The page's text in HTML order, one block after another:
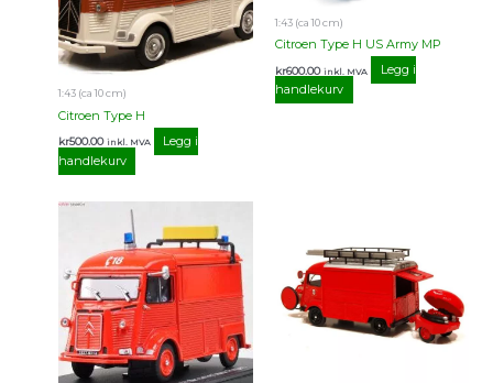
1:43 (ca 10 cm)
Citroen Type H
kr500.00 inkl. MVA
Legg i
handlekurv
1:43 (ca 10 cm)
Citroen Type H US Army MP
kr600.00 inkl. MVA
Legg i
handlekurv